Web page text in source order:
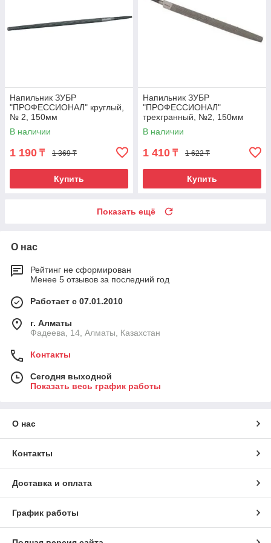
Напильник ЗУБР
"ПРОФЕССИОНАЛ" круглый,
№ 2, 150мм
В наличии
1 190 ₸ 1 369 ₸
Купить
Напильник ЗУБР
"ПРОФЕССИОНАЛ"
трехгранный, №2, 150мм
В наличии
1 410 ₸ 1 622 ₸
Купить
Показать ещё
О нас
Рейтинг не сформирован
Менее 5 отзывов за последний год
Работает с 07.01.2010
г. Алматы
Фадеева, 14, Алматы, Казахстан
Контакты
Сегодня выходной
Показать весь график работы
О нас
Контакты
Доставка и оплата
График работы